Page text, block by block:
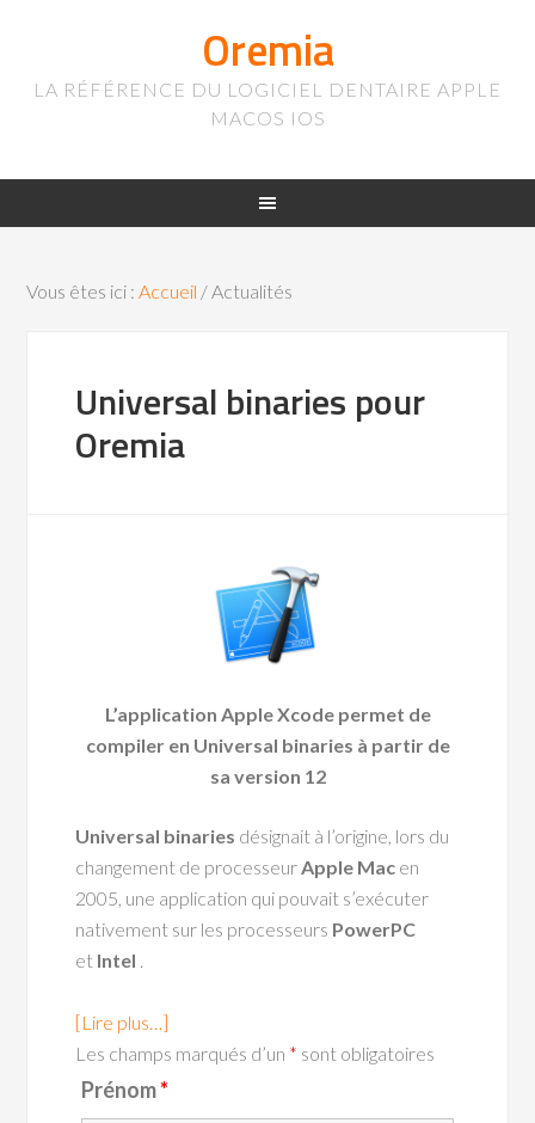
Oremia
LA RÉFÉRENCE DU LOGICIEL DENTAIRE APPLE
MACOS IOS
Vous êtes ici :Accueil /Actualités
Universal binaries pour
Oremia
L’application Apple Xcode permet de
compiler en Universal binaries à partir de
sa version 12
Universal binaries désignait à l’origine, lors du
changement de processeur Apple Mac en
2005, une application qui pouvait s’exécuter
nativement sur les processeurs PowerPC
et Intel
[Lire plus…]
Les champs marqués d’un * sont obligatoires
Prénom*